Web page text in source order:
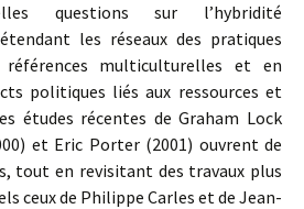
questions sur l’hybridité
les réseaux des pratiques
références multiculturelles et en
politiques liés aux ressources et
études récentes de Graham Lock
et Eric Porter (2001) ouvrent de
tout en revisitant des travaux plus
ceux de Philippe Carles et de Jean-